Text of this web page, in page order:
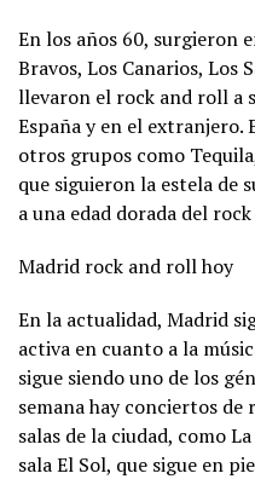
En los años 60, surgieron
Bravos, Los Canarios, Los
llevaron el rock and roll a
España y en el extranjero.
otros grupos como
que siguieron la estela de
a una edad dorada del
Madrid rock and roll hoy
En la actualidad, Madrid
activa en cuanto a la
sigue siendo uno de los
semana hay conciertos
salas de la ciudad, como
sala El Sol, que sigue en